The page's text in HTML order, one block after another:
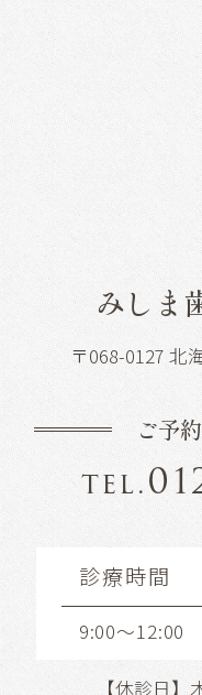
みしま
〒068-0127 北
ご予
tel.
診療時間
9:00～12:00
【休診日